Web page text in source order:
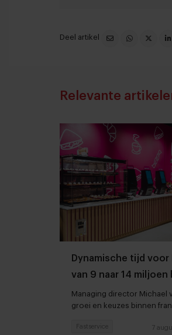
Deel artikel
Relevante
Dynamische tijd voor
van 9 naar 14 miljoen
door to go-locaties
Managing director Michael
groei en keuzes binnen
7
Fastservice